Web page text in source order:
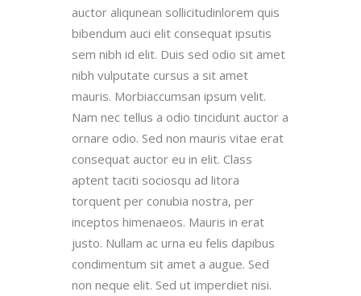
auctor aliqunean sollicitudinlorem quis
bibendum auci elit consequat ipsutis
sem nibh id elit. Duis sed odio sit amet
nibh vulputate cursus a sit amet
mauris. Morbiaccumsan ipsum velit.
Nam nec tellus a odio tincidunt auctor a
ornare odio. Sed non mauris vitae erat
consequat auctor eu in elit. Class
aptent taciti sociosqu ad litora
torquent per conubia nostra, per
inceptos himenaeos. Mauris in erat
justo. Nullam ac urna eu felis dapibus
condimentum sit amet a augue. Sed
non neque elit. Sed ut imperdiet nisi.